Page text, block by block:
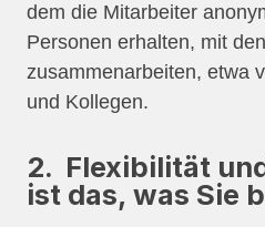
dem die Mitarbeiter
Personen erhalten, mit
zusammenarbeiten, etwa
und Kollegen.
2. Flexibilität
ist das, was Sie